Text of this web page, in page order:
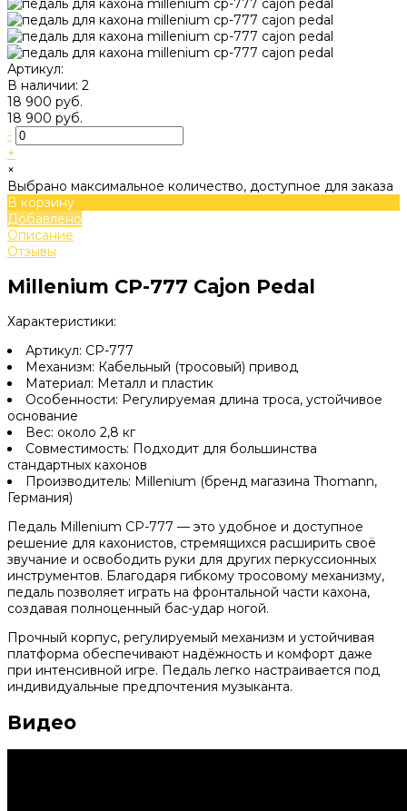
Артикул:
В наличии: 2
18 900 руб.
18 900 руб.
-
+
×
Выбрано максимальное количество, доступное для заказа
В корзину
Добавлено
Описание
Отзывы
Millenium CP-777 Cajon Pedal
Характеристики:
Артикул: CP-777
Механизм: Кабельный (тросовый) привод
Материал: Металл и пластик
Особенности: Регулируемая длина троса, устойчивое
основание
Вес: около 2,8 кг
Совместимость: Подходит для большинства
стандартных кахонов
Производитель: Millenium (бренд магазина Thomann,
Германия)
Педаль Millenium CP-777 — это удобное и доступное
решение для кахонистов, стремящихся расширить своё
звучание и освободить руки для других перкуссионных
инструментов. Благодаря гибкому тросовому механизму,
педаль позволяет играть на фронтальной части кахона,
создавая полноценный бас-удар ногой.
Прочный корпус, регулируемый механизм и устойчивая
платформа обеспечивают надёжность и комфорт даже
при интенсивной игре. Педаль легко настраивается под
индивидуальные предпочтения музыканта.
Видео